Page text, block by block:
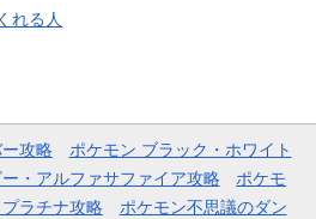
れる人
攻略
ポケモン ブラック・ホワイト
・アルファサファイア攻略
ポケモ
ラチナ攻略
ポケモン不思議のダン